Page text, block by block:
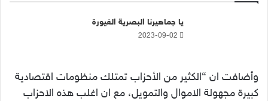
يا جماهيرنا البصرية الغيورة
2023-09-02
وأضافت ان “الكثير من الأحزاب تمتلك منظومات اقتصادية
كبيرة مجهولة الاموال والتمويل، مع ان اغلب هذه الاحزاب